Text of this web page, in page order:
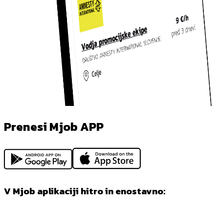
Prenesi Mjob APP
V Mjob aplikaciji hitro in enostavno: